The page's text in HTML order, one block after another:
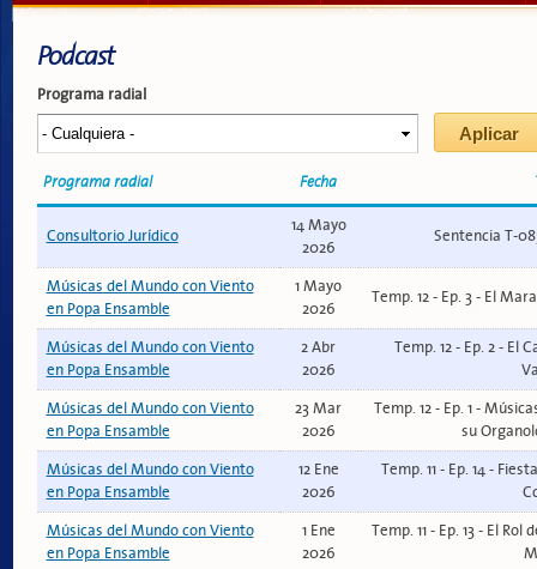
Podcast
Programa radial
Programa radial Fecha
Consultorio Jurídico
14 Mayo
2026
Sentencia T-
Músicas del Mundo con Viento
en Popa Ensamble
1 Mayo
2026
Temp. 12 - Ep. 3 - El
Músicas del Mundo con Viento
en Popa Ensamble
2 Abr
2026
Temp. 12 - Ep. 2 - El
Músicas del Mundo con Viento
en Popa Ensamble
23 Mar
2026
Temp. 12 - Ep. 1 -
su
Músicas del Mundo con Viento
en Popa Ensamble
12 Ene
2026
Temp. 11 - Ep. 14 -
Músicas del Mundo con Viento
en Popa Ensamble
1 Ene
2026
Temp. 11 - Ep. 13 - El